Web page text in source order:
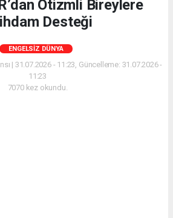
Otizmli Bireylere
Desteği
ENGELSIZ DÜNYA
| 31.07.2026 - 11:23, Güncelleme: 31.07.2026 -
11:23
7070 kez okundu.